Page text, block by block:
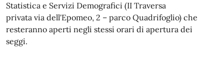
Statistica e Servizi Demografici (II Traversa
privata via dell'Epomeo, 2 – parco Quadrifoglio) che
resteranno aperti negli stessi orari di apertura dei
seggi.